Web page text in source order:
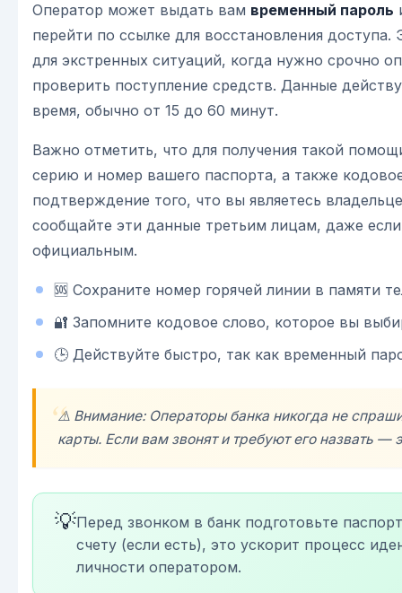
Оператор может выдать вам временный пароль
перейти по ссылке для восстановления
для экстренных ситуаций, когда нужно срочно
проверить поступление средств. Данные
время, обычно от 15 до 60 минут.
Важно отметить, что для получения такой
серию и номер вашего паспорта, а также
подтверждение того, что вы являетесь
сообщайте эти данные третьим лицам, даже
официальным.
🆘 Сохраните номер горячей линии в памяти
🔐 Запомните кодовое слово, которое вы
🕒 Действуйте быстро, так как временный
⚠️ Внимание: Операторы банка никогда не
карты. Если вам звонят и требуют его назвать —
💡Перед звонком в банк подготовьте
счету (если есть), это ускорит процесс
личности оператором.